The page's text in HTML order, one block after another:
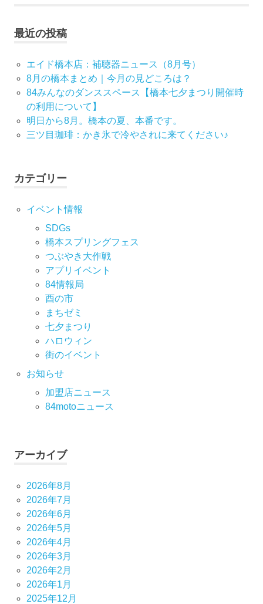
ゲ
シ
ョ
ン
最近の投稿
エイド橋本店：補聴器ニュース（8月号）
8月の橋本まとめ｜今月の見どころは？
84みんなのダンススペース【橋本七夕まつり開催時
の利用について】
明日から8月。橋本の夏、本番です。
三ツ目珈琲：かき氷で冷やされに来てください♪
カテゴリー
イベント情報
SDGs
橋本スプリングフェス
つぶやき大作戦
アプリイベント
84情報局
酉の市
まちゼミ
七⼣まつり
ハロウィン
街のイベント
お知らせ
加盟店ニュース
84motoニュース
アーカイブ
2026年8月
2026年7月
2026年6月
2026年5月
2026年4月
2026年3月
2026年2月
2026年1月
2025年12月